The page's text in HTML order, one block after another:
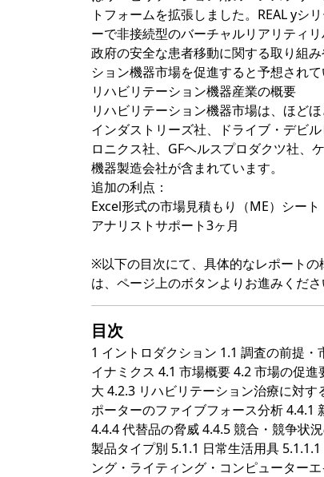
トフォームを拡張しました。REAL yシ
ーで非接続型のバーチャルリアリティ
政府の安全な患者移動に関する取り組
ション機器市場を促進すると予想されて
リハビリテーション機器産業の概要
リハビリテーション機器市場は、ほど
インダストリーズ社、ドライブ・デビ
ロニクス社、GFヘルスプロダクツ社、
機器製造会社が含まれています。
追加の利点：
Excel形式の市場見積もり（ME）シート
アナリストサポート3ヶ月
※以下の目次にて、具体的なレポート
は、ページ上のボタンよりお進みくださ
目次
1 イントロダクション 1.1 調査の前提
イナミクス 4.1 市場概要 4.2 市場の促
大 4.2.3 リハビリテーション治療に対
ポーターのファイブフォース分析 4.4.1
4.4.4 代替品の脅威 4.4.5 競合・競争状
製品タイプ別 5.1.1 日常生活用具
ング・ライティング・コンピューター